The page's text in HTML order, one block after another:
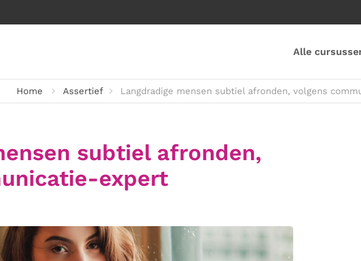
Alle
Home Assertief Langdradige mensen subtiel afronden, volgens
subtiel afronden,
expert